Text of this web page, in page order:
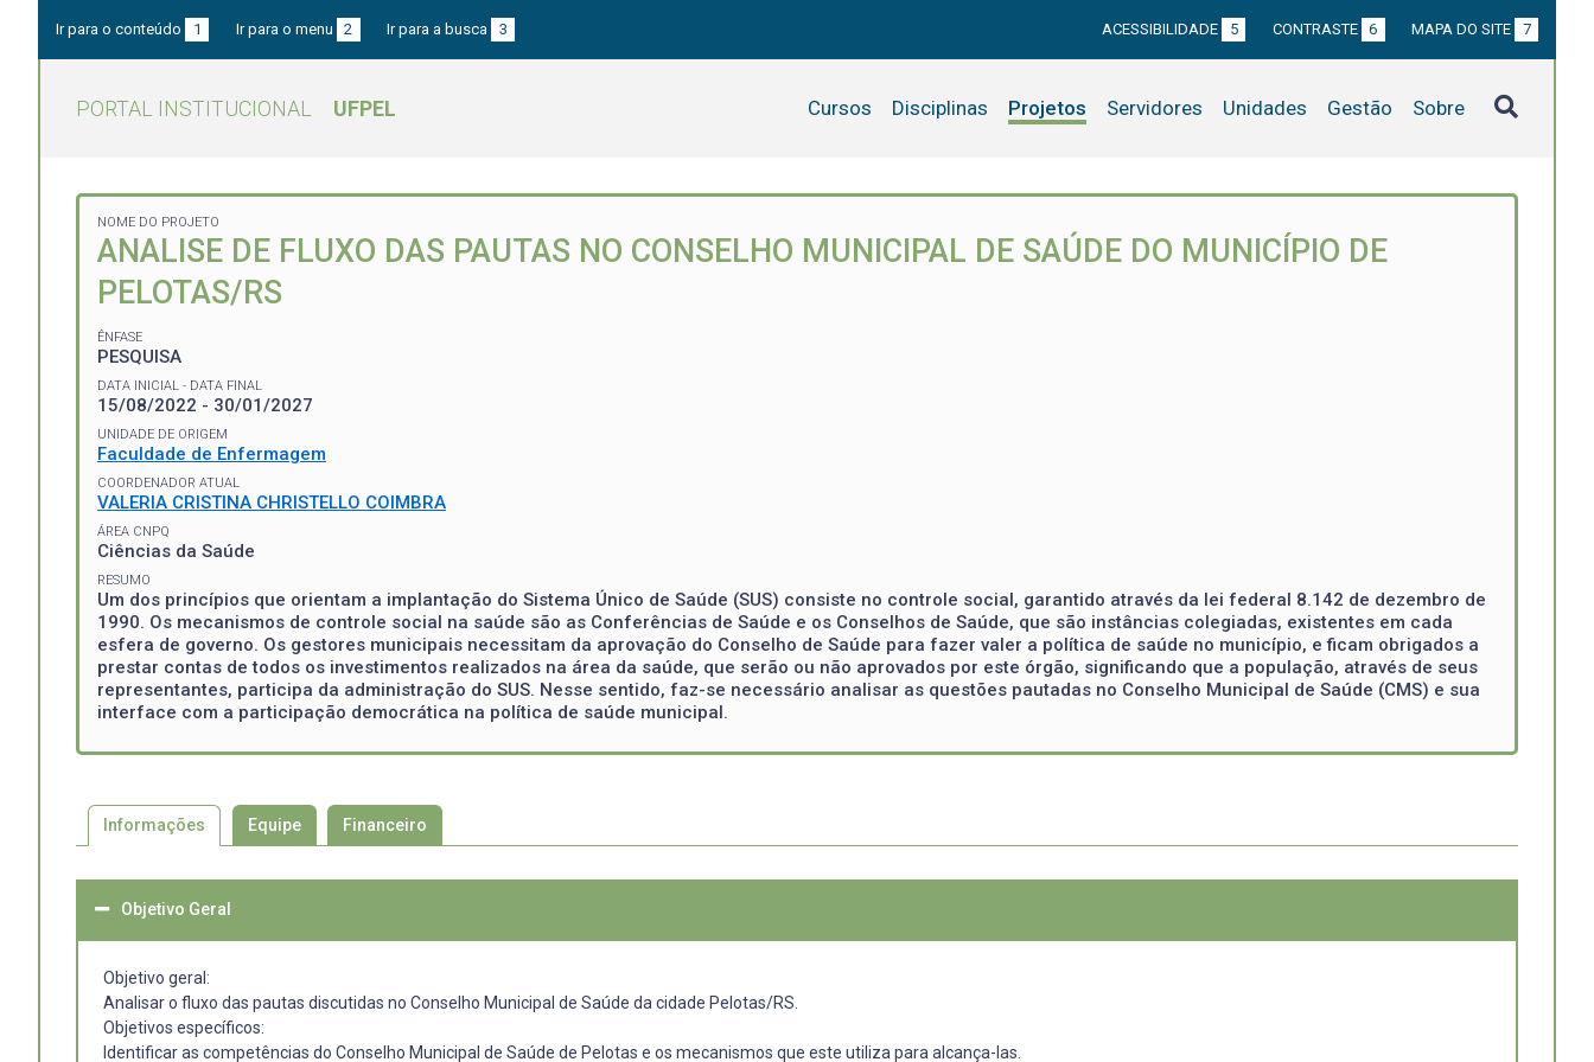
Ir para o conteúdo 1 Ir para o menu 2 Ir para a busca 3 ACESSIBILIDADE 5 CONTRASTE 6 MAPA DO SITE 7
PORTAL INSTITUCIONAL UFPEL Cursos Disciplinas Projetos Servidores Unidades Gestão Sobre
NOME DO PROJETO
ANALISE DE FLUXO DAS PAUTAS NO CONSELHO MUNICIPAL DE SAÚDE DO MUNICÍPIO DE
PELOTAS/RS
ÊNFASE
PESQUISA
DATA INICIAL - DATA FINAL
15/08/2022 - 30/01/2027
UNIDADE DE ORIGEM
Faculdade de Enfermagem
COORDENADOR ATUAL
VALERIA CRISTINA CHRISTELLO COIMBRA
ÁREA CNPQ
Ciências da Saúde
RESUMO
Um dos princípios que orientam a implantação do Sistema Único de Saúde (SUS) consiste no controle social, garantido através da lei federal 8.142 de dezembro de
1990. Os mecanismos de controle social na saúde são as Conferências de Saúde e os Conselhos de Saúde, que são instâncias colegiadas, existentes em cada
esfera de governo. Os gestores municipais necessitam da aprovação do Conselho de Saúde para fazer valer a política de saúde no município, e ficam obrigados a
prestar contas de todos os investimentos realizados na área da saúde, que serão ou não aprovados por este órgão, significando que a população, através de seus
representantes, participa da administração do SUS. Nesse sentido, faz-se necessário analisar as questões pautadas no Conselho Municipal de Saúde (CMS) e sua
interface com a participação democrática na política de saúde municipal.
Informações Equipe Financeiro
Objetivo Geral
Objetivo geral:
Analisar o fluxo das pautas discutidas no Conselho Municipal de Saúde da cidade Pelotas/RS.
Objetivos específicos:
Identificar as competências do Conselho Municipal de Saúde de Pelotas e os mecanismos que este utiliza para alcança-las.